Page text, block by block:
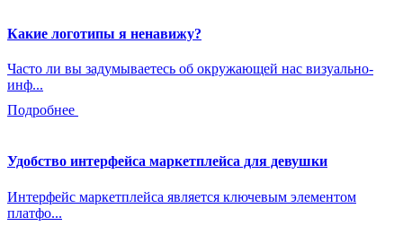
Какие логотипы я ненавижу?
Часто ли вы задумываетесь об окружающей нас визуально-
инф...
Подробнее
Удобство интерфейса маркетплейса для девушки
Интерфейс маркетплейса является ключевым элементом
платфо...